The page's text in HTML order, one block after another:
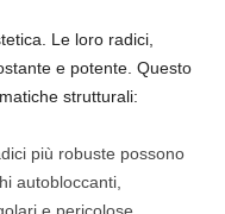
Le loro radici,
e potente. Questo
strutturali:
più robuste possono
autobloccanti,